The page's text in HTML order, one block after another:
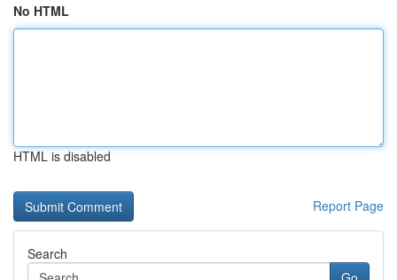
No HTML
HTML is disabled
Report Page
Search